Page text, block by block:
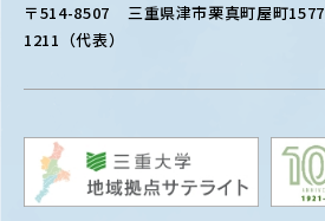
〒514-8507 三重県津市栗真町屋町1577
1211（代表）